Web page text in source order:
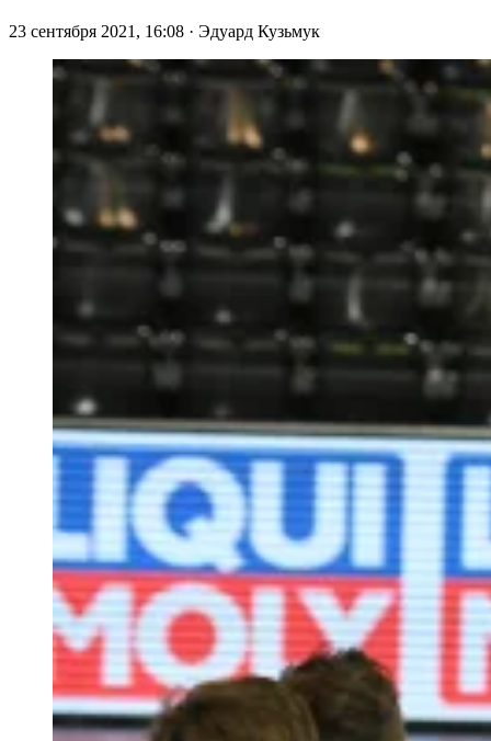
23 сентября 2021, 16:08 · Эдуард Кузьмук